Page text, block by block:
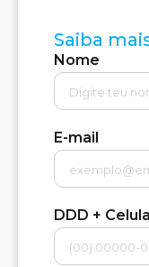
Saiba
Nome
E-mail
DDD +